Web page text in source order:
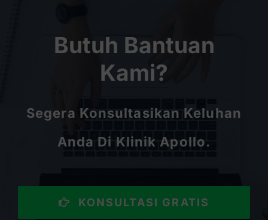
Butuh Bantuan
Kami?
Segera Konsultasikan Keluhan
Anda Di Klinik Apollo.
KONSULTASI GRATIS